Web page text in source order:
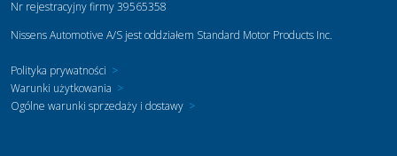
Nr rejestracyjny firmy 39565358
Nissens Automotive A/S jest oddziałem Standard Motor Products Inc.
Polityka prywatności >
Warunki użytkowania >
Ogólne warunki sprzedaży i dostawy >